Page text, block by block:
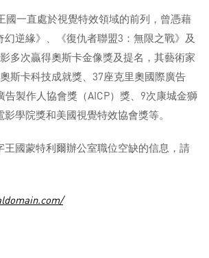
國一直處於視覺特效領域的前列，曾憑藉
幻逆緣》、《復仇者聯盟3：無限之戰》及
多次贏得奧斯卡金像獎及提名，其藝術家
斯卡科技成就獎、37座克里奧國際廣告
告製作人協會獎（AICP）獎、9次康城金獅
學院獎和美國視覺特效協會獎等。
王國蒙特利爾辦公室職位空缺的信息，請